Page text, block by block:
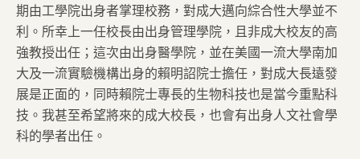
期由工學院出身者掌理校務，對成大邁向綜合性大學並不
利。所幸上一任校長由出身管理學院，且非成大校友的高
強教授出任；這次由出身醫學院，並在美國一流大學南加
大及一流實驗機構出身的賴明詔院士擔任，對成大長遠發
展是正面的，同時賴院士專長的生物科技也是當今重點科
技。我甚至希望將來的成大校長，也會有出身人文社會學
科的學者出任。